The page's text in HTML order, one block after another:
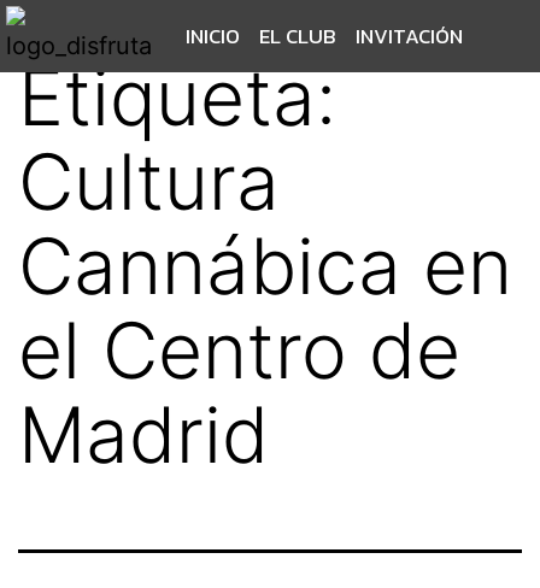
INICIO EL CLUB INVITACIÓN
Etiqueta:
Cultura
Cannábica en
el Centro de
Madrid